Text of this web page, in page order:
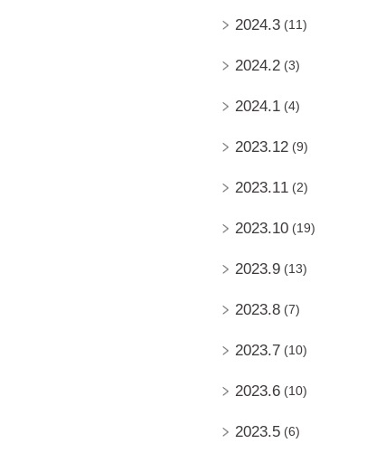
2024.3 (11)
2024.2 (3)
2024.1 (4)
2023.12 (9)
2023.11 (2)
2023.10 (19)
2023.9 (13)
2023.8 (7)
2023.7 (10)
2023.6 (10)
2023.5 (6)